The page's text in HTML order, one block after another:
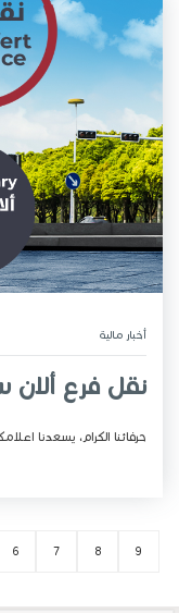
أخبار مـالية
نقل فرع ألان
حرفائنا الكرام، يسعدنا
6 7 8 9